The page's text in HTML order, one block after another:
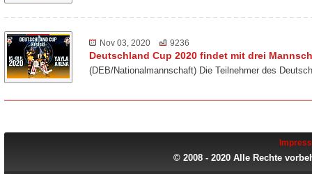
Nov 03, 2020 9236
Deutschland Cup 2020 findet mit drei
(DEB/Nationalmannschaft) Die Teilnehmer des
© 2008 - 2020 Alle Rechte